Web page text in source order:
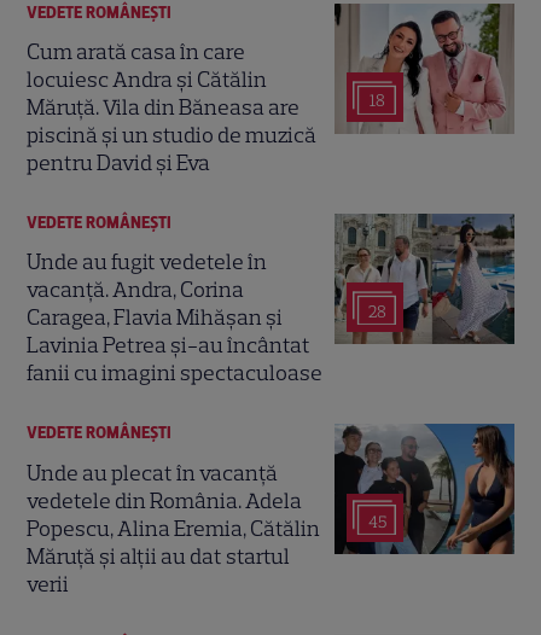
18
VEDETE ROMÂNEŞTI
Cum arată casa în care
locuiesc Andra și Cătălin
Măruță. Vila din Băneasa are
piscină și un studio de muzică
pentru David și Eva
28
VEDETE ROMÂNEŞTI
Unde au fugit vedetele în
vacanță. Andra, Corina
Caragea, Flavia Mihășan și
Lavinia Petrea și-au încântat
fanii cu imagini spectaculoase
45
VEDETE ROMÂNEŞTI
Unde au plecat în vacanță
vedetele din România. Adela
Popescu, Alina Eremia, Cătălin
Măruță și alții au dat startul
verii